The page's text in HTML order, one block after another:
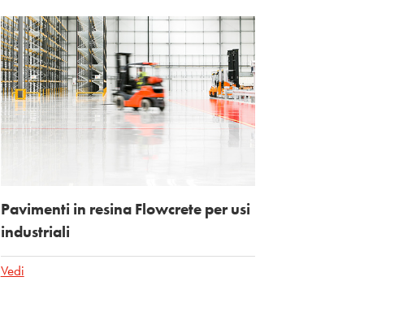
Pavimenti in resina Flowcrete per usi
industriali
Vedi